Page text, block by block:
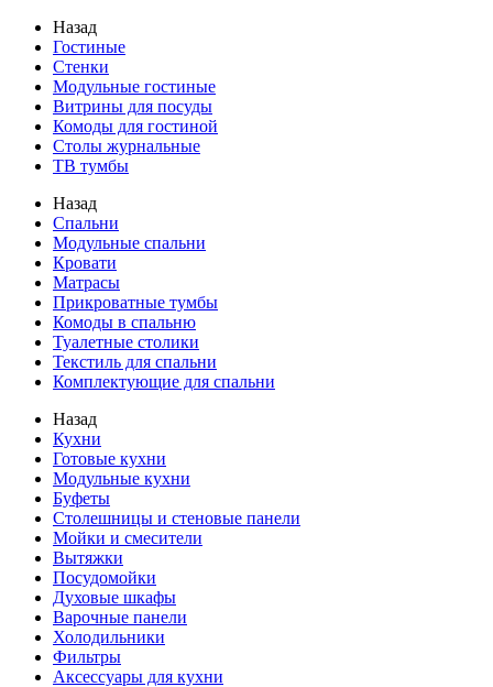
Назад
Гостиные
Стенки
Модульные гостиные
Витрины для посуды
Комоды для гостиной
Столы журнальные
ТВ тумбы
Назад
Спальни
Модульные спальни
Кровати
Матрасы
Прикроватные тумбы
Комоды в спальню
Туалетные столики
Текстиль для спальни
Комплектующие для спальни
Назад
Кухни
Готовые кухни
Модульные кухни
Буфеты
Столешницы и стеновые панели
Мойки и смесители
Вытяжки
Посудомойки
Духовые шкафы
Варочные панели
Холодильники
Фильтры
Аксессуары для кухни